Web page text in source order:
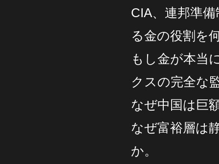
CIA、連邦準
る金の役割を
もし金が本当
クスの完全な
なぜ中国は巨
なぜ富裕層は
か。